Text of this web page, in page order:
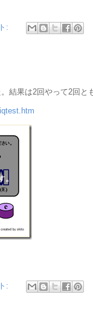
:
結果は2回やって2回と
: